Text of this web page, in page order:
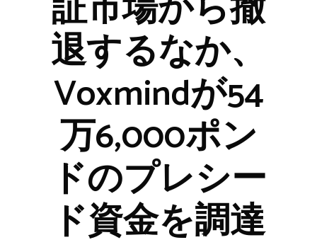
退するなか、
Voxmindが54
万6,000ポン
ドのプレシー
ド資金を調達